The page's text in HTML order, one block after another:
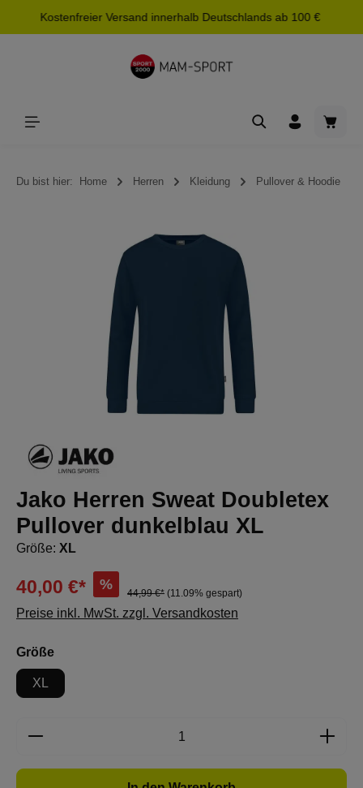
springen
Kostenfreier Versand innerhalb Deutschlands ab 100 €
Du bist hier: Home Herren Kleidung Pullover & Hoodie
Bildergalerie überspringen
Jako Herren Sweat Doubletex
Pullover dunkelblau XL
Größe: XL
40,00 €* %
44,99 €* (11.09% gespart)
Preise inkl. MwSt. zzgl. Versandkosten
Größeauswählen
XL
Produkt Anzahl: Gib den gewünschten